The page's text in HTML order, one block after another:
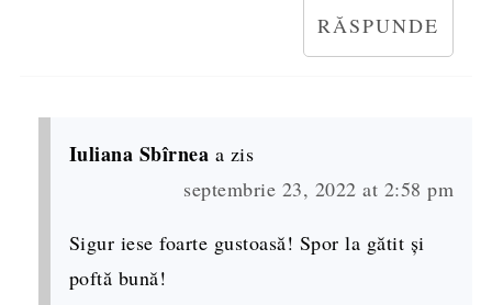
RĂSPUNDE
Iuliana Sbîrnea a zis
septembrie 23, 2022 at 2:58 pm
Sigur iese foarte gustoasă! Spor la gătit și
poftă bună!